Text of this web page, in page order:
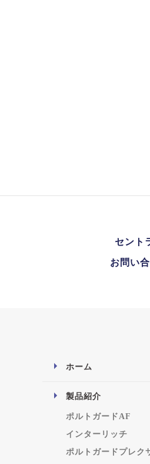
セント
お問い
ホーム
製品紹介
ポルトガードAF
インターリッチ
ポルトガードプレク